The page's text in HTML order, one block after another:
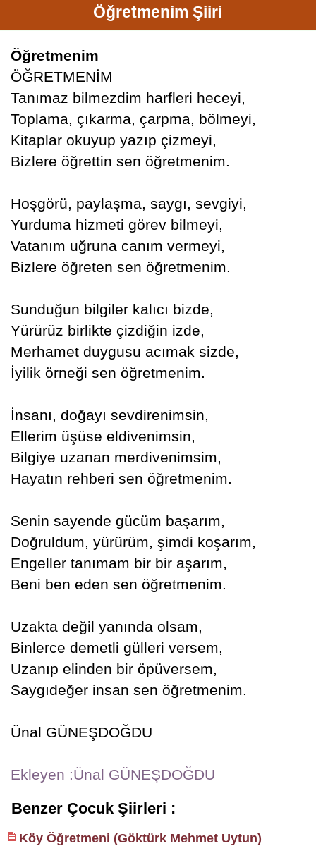
Öğretmenim Şiiri
Öğretmenim
ÖĞRETMENİM
Tanımaz bilmezdim harfleri heceyi,
Toplama, çıkarma, çarpma, bölmeyi,
Kitaplar okuyup yazıp çizmeyi,
Bizlere öğrettin sen öğretmenim.
Hoşgörü, paylaşma, saygı, sevgiyi,
Yurduma hizmeti görev bilmeyi,
Vatanım uğruna canım vermeyi,
Bizlere öğreten sen öğretmenim.
Sunduğun bilgiler kalıcı bizde,
Yürürüz birlikte çizdiğin izde,
Merhamet duygusu acımak sizde,
İyilik örneği sen öğretmenim.
İnsanı, doğayı sevdirenimsin,
Ellerim üşüse eldivenimsin,
Bilgiye uzanan merdivenimsim,
Hayatın rehberi sen öğretmenim.
Senin sayende gücüm başarım,
Doğruldum, yürürüm, şimdi koşarım,
Engeller tanımam bir bir aşarım,
Beni ben eden sen öğretmenim.
Uzakta değil yanında olsam,
Binlerce demetli gülleri versem,
Uzanıp elinden bir öpüversem,
Saygıdeğer insan sen öğretmenim.
Ünal GÜNEŞDOĞDU
Ekleyen :Ünal GÜNEŞDOĞDU
Benzer Çocuk Şiirleri :
Köy Öğretmeni (Göktürk Mehmet Uytun)